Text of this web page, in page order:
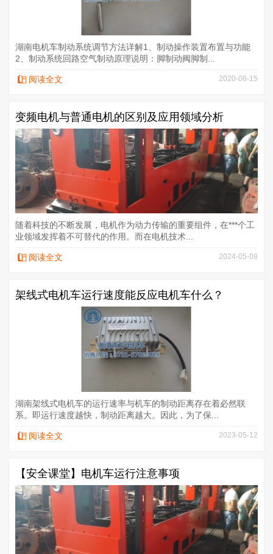
湖南电机车制动系统调节方法详解1、制动操作装置布置与功能
2、制动系统回路空气制动原理说明：脚制动阀脚制...
阅读全文 2020-06-15
变频电机与普通电机的区别及应用领域分析
随着科技的不断发展，电机作为动力传输的重要组件，在***个工
业领域发挥着不可替代的作用。而在电机技术...
阅读全文 2024-05-08
架线式电机车运行速度能反应电机车什么？
湖南架线式电机车的运行速率与机车的制动距离存在着必然联
系。即运行速度越快，制动距离越大。因此，为了保...
阅读全文 2023-05-12
【安全课堂】电机车运行注意事项